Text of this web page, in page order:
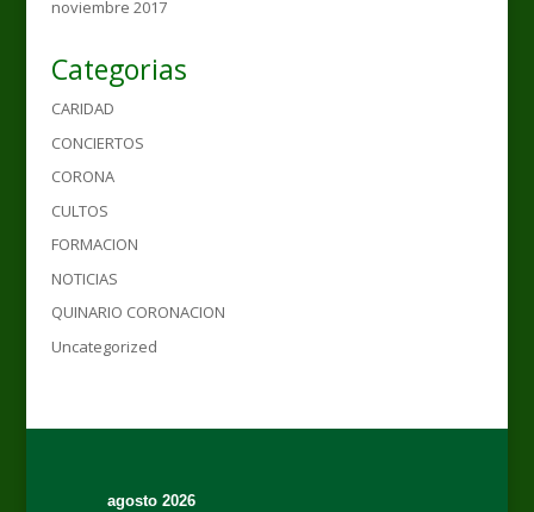
noviembre 2017
Categorias
CARIDAD
CONCIERTOS
CORONA
CULTOS
FORMACION
NOTICIAS
QUINARIO CORONACION
Uncategorized
agosto 2026